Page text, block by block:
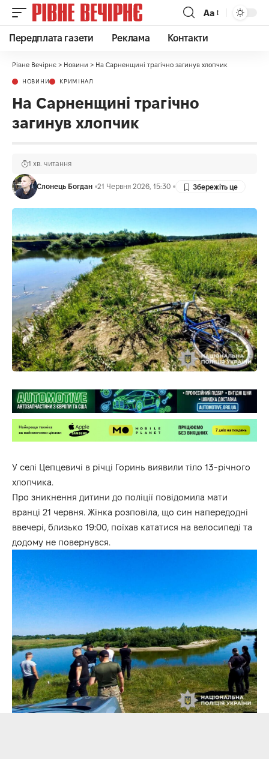
Аа
Передплата газети Реклама Контакти
Рівне Вечірнє > Новини > На Сарненщині трагічно загинув хлопчик
НОВИНИ КРИМІНАЛ
На Сарненщині трагічно
загинув хлопчик
Слонець Богдан 21 Червня 2026, 15:30
1 хв. читання
У селі Цепцевичі в річці Горинь виявили тіло 13-річного
хлопчика.
Про зникнення дитини до поліції повідомила мати
вранці 21 червня. Жінка розповіла, що син напередодні
ввечері, близько 19:00, поїхав кататися на велосипеді та
додому не повернувся.